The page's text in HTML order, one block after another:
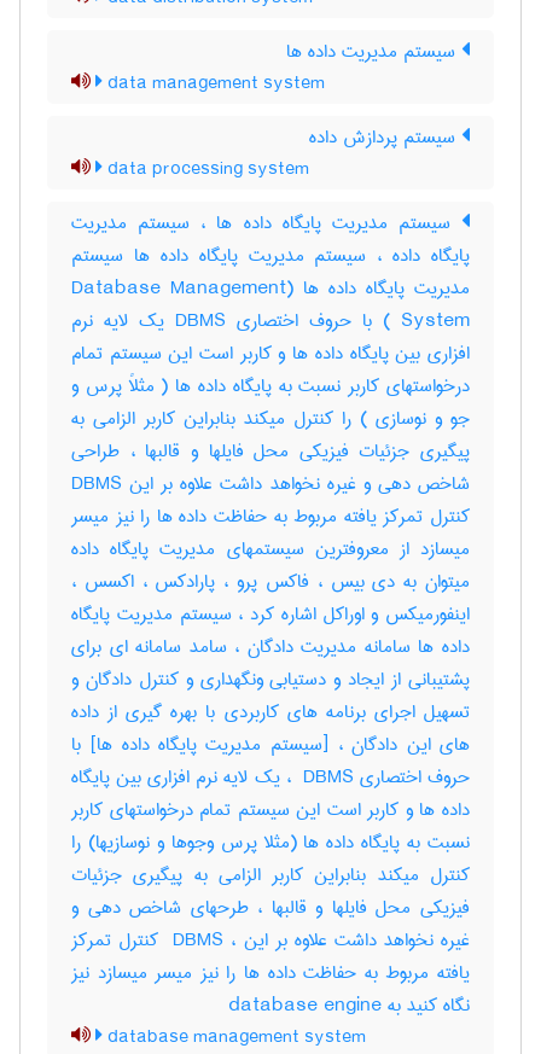
سیستم مدیریت داده ها
data management system
سیستم پردازش داده
data processing system
سیستم مدیریت پایگاه داده ها ، سیستم مدیریت
پایگاه داده ، سیستم مدیریت پایگاه داده ها سیستم
مدیریت پایگاه داده ها (Database Management
System ) با حروف اختصاری DBMS یک لایه نرم
افزاری بین پایگاه داده ها و کاربر است این سیستم تمام
درخواستهای کاربر نسبت به پایگاه داده ها ( مثلاً پرس و
جو و نوسازی ) را کنترل میکند بنابراین کاربر الزامی به
پیگیری جزئیات فیزیکی محل فایلها و قالبها ، طراحی
شاخص دهی و غیره نخواهد داشت علاوه بر این DBMS
کنترل تمرکز یافته مربوط به حفاظت داده ها را نیز میسر
میسازد از معروفترین سیستمهای مدیریت پایگاه داده
میتوان به دی بیس ، فاکس پرو ، پارادکس ، اکسس ،
اینفورمیکس و اوراکل اشاره کرد ، سیستم مدیریت پایگاه
داده ها سامانه مدیریت دادگان ، سامد سامانه ای برای
پشتیبانی از ایجاد و دستیابی ونگهداری و کنترل دادگان و
تسهیل اجرای برنامه های کاربردی با بهره گیری از داده
های این دادگان ، [سیستم مدیریت پایگاه داده ها] با
حروف اختصاری ‎ DBMS ، یک لایه نرم افزاری بین پایگاه
داده ها و کاربر است این سیستم تمام درخواستهای کاربر
نسبت به پایگاه داده ها (مثلا پرس وجوها و نوسازیها) را
کنترل میکند بنابراین کاربر الزامی به پیگیری جزئیات
فیزیکی محل فایلها و قالبها ، طرحهای شاخص دهی و
غیره نخواهد داشت علاوه بر این ، ‎ DBMS کنترل تمرکز
یافته مربوط به حفاظت داده ها را نیز میسر میسازد نیز
نگاه کنید به ‎ database engine
database management system